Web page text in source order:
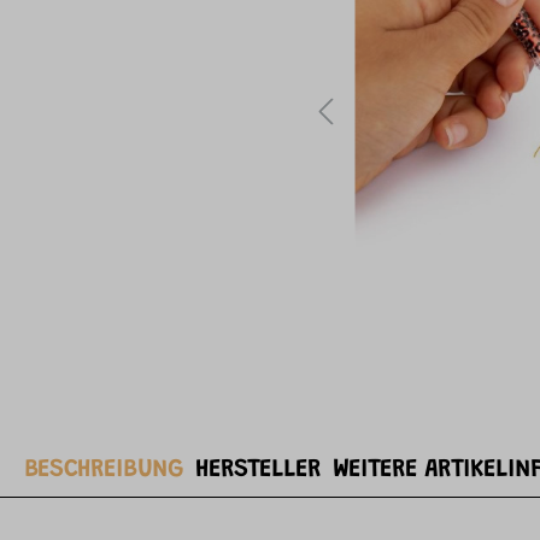
BESCHREIBUNG HERSTELLER WEITERE